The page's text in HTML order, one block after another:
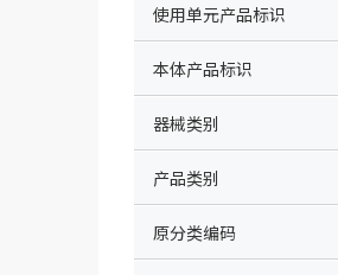
使用单元产品标识
本体产品标识
器械类别
产品类别
原分类编码